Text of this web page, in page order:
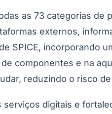
as 73 categorias
externos,
SPICE, incorporando
componentes e na
reduzindo o risco
digitais e